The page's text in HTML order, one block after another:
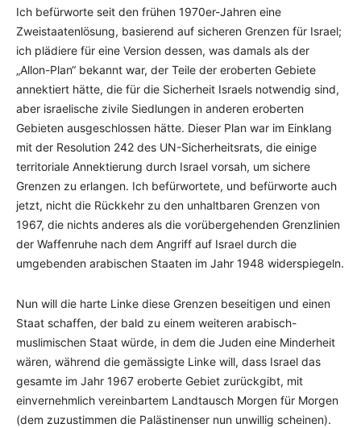
Ich befürworte seit den frühen 1970er-Jahren eine
Zweistaatenlösung, basierend auf sicheren Grenzen für Israel;
ich plädiere für eine Version dessen, was damals als der
„Allon-Plan“ bekannt war, der Teile der eroberten Gebiete
annektiert hätte, die für die Sicherheit Israels notwendig sind,
aber israelische zivile Siedlungen in anderen eroberten
Gebieten ausgeschlossen hätte. Dieser Plan war im Einklang
mit der Resolution 242 des UN-Sicherheitsrats, die einige
territoriale Annektierung durch Israel vorsah, um sichere
Grenzen zu erlangen. Ich befürwortete, und befürworte auch
jetzt, nicht die Rückkehr zu den unhaltbaren Grenzen von
1967, die nichts anderes als die vorübergehenden Grenzlinien
der Waffenruhe nach dem Angriff auf Israel durch die
umgebenden arabischen Staaten im Jahr 1948 widerspiegeln.
Nun will die harte Linke diese Grenzen beseitigen und einen
Staat schaffen, der bald zu einem weiteren arabisch-
muslimischen Staat würde, in dem die Juden eine Minderheit
wären, während die gemässigte Linke will, dass Israel das
gesamte im Jahr 1967 eroberte Gebiet zurückgibt, mit
einvernehmlich vereinbartem Landtausch Morgen für Morgen
(dem zuzustimmen die Palästinenser nun unwillig scheinen).